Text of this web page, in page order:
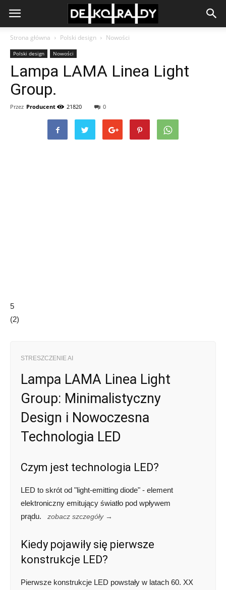
Strona główna Polski design Nowości
Polski design Nowości
Lampa LAMA Linea Light
Group.
Przez Producent 21820 0
5
(2)
STRESZCZENIE AI
Lampa LAMA Linea Light
Group: Minimalistyczny
Design i Nowoczesna
Technologia LED
Czym jest technologia LED?
LED to skrót od "light-emitting diode" - element
elektroniczny emitujący światło pod wpływem
prądu.
zobacz szczegóły →
Kiedy pojawiły się pierwsze
konstrukcje LED?
Pierwsze konstrukcje LED powstały w latach 60. XX